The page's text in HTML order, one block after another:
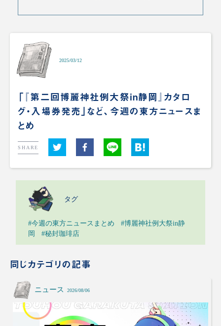
2025/03/12
「『第二回博麗神社例大祭in静岡』カタロ
グ・入場券発売」など、今週の東方ニュースま
とめ
SHARE
タグ
#今週の東方ニュースまとめ
#博麗神社例大祭in静
岡
#秘封珈琲店
同じカテゴリの記事
ニュース 2026/08/06